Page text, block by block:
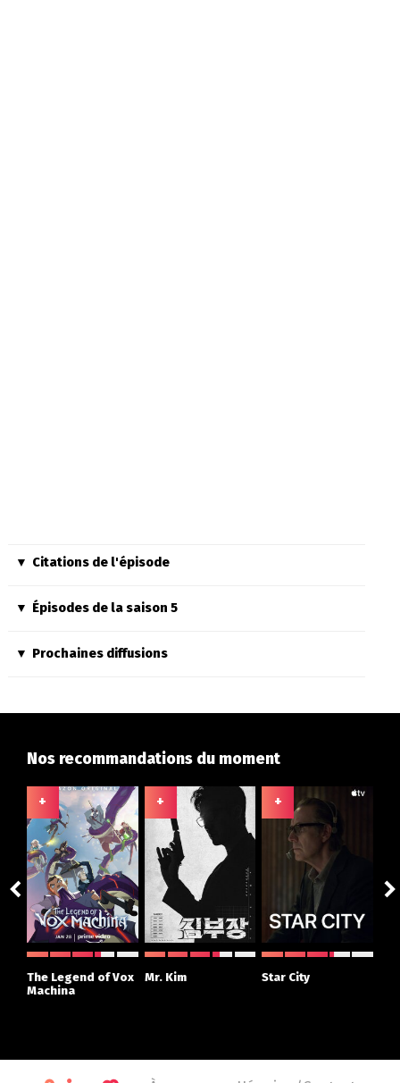
Citations de l'épisode
Épisodes de la saison 5
Prochaines diffusions
Nos recommandations du moment
+
The Legend of Vox
Machina
+
Mr. Kim
+
Star City